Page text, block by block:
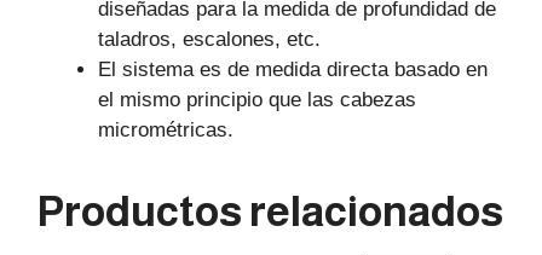
diseñadas para la medida de profundidad de
taladros, escalones, etc.
El sistema es de medida directa basado en
el mismo principio que las cabezas
micrométricas.
Productos relacionados